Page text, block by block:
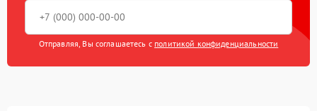
Отправляя, Вы соглашаетесь с политикой конфиденциальности